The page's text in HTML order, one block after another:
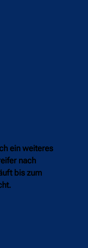
ein weiteres
nach
bis zum